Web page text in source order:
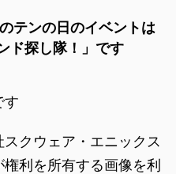
テンの日のイベントは
ド探し隊！」です
す
クウェア・エニックス
利を所有する画像を利